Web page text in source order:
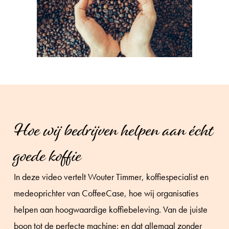
Hoe wij bedrijven helpen aan écht
goede koffie
In deze video vertelt Wouter Timmer, koffiespecialist en
medeoprichter van CoffeeCase, hoe wij organisaties
helpen aan hoogwaardige koffiebeleving. Van de juiste
boon tot de perfecte machine: en dat allemaal zonder